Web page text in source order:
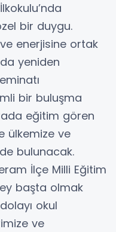
bir duygu.
ve enerjisine ortak
da yeniden
bir buluşma
eğitim gören
ülkemize ve
bulunacak.
İlçe Milli Eğitim
başta olmak
okul
ve